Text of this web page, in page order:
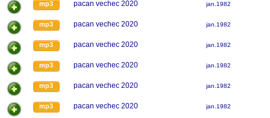
mp3 pacan vechec 2020 jan.1982
mp3 pacan vechec 2020 jan.1982
mp3 pacan vechec 2020 jan.1982
mp3 pacan vechec 2020 jan.1982
mp3 pacan vechec 2020 jan.1982
mp3 pacan vechec 2020 jan.1982